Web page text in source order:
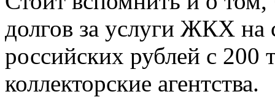
долгов за услуги ЖКХ
российских рублей с 200
коллекторские агентства.